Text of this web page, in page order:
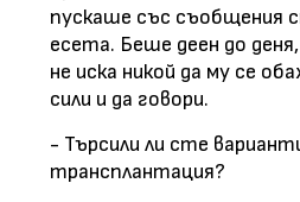
пускаше със съобщения
есета. Беше деен до
не иска никой да му се
сили и да говори.
- Търсили ли сте
трансплантация?